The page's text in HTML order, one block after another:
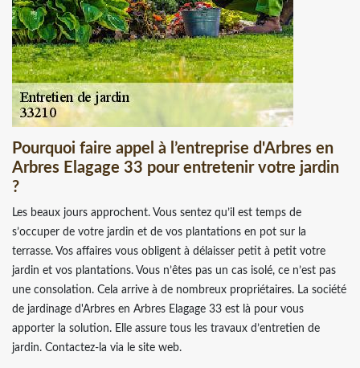
Pourquoi faire appel à l’entreprise d'Arbres en
Arbres Elagage 33 pour entretenir votre jardin
?
Les beaux jours approchent. Vous sentez qu’il est temps de
s’occuper de votre jardin et de vos plantations en pot sur la
terrasse. Vos affaires vous obligent à délaisser petit à petit votre
jardin et vos plantations. Vous n’êtes pas un cas isolé, ce n’est pas
une consolation. Cela arrive à de nombreux propriétaires. La société
de jardinage d'Arbres en Arbres Elagage 33 est là pour vous
apporter la solution. Elle assure tous les travaux d’entretien de
jardin. Contactez-la via le site web.